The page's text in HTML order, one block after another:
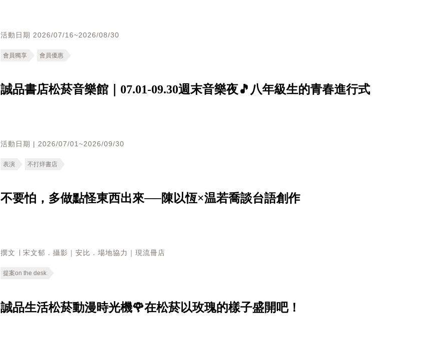
活動日期 2026/07/16~2026/08/30
會員獨享 會員優惠
誠品書店松菸音樂館｜07.01-09.30週末音樂夜🎵八年級生的青春進行式
活動日期 | 2026/07/01~2026/09/30
表演 不打烊書店
不要怕，多做點怪東西出來──陳以恆×温若喬談台語創作
撰文 ∣ 宋文郁．攝影｜安比．場地協力｜現流冊店
提案on the desk
誠品生活松菸動漫時光機🌹在松菸以玫瑰的樣子盛開吧！